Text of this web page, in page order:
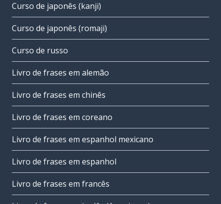
Curso de japonês (kanji)
Curso de japonês (romaji)
Curso de russo
Livro de frases em alemão
Livro de frases em chinês
Livro de frases em coreano
Livro de frases em espanhol mexicano
Livro de frases em espanhol
Livro de frases em francês